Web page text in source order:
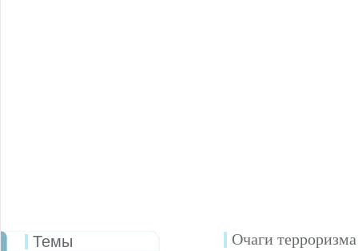
Темы Очаги терроризма